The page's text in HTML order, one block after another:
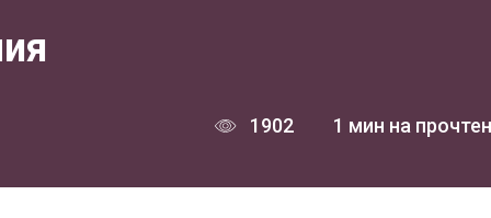
1902 1 мин на